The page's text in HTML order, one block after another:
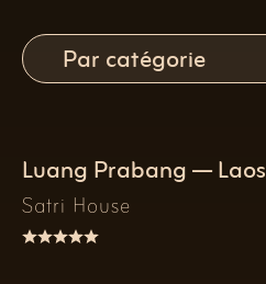
Luang Prabang — Laos
Satri House